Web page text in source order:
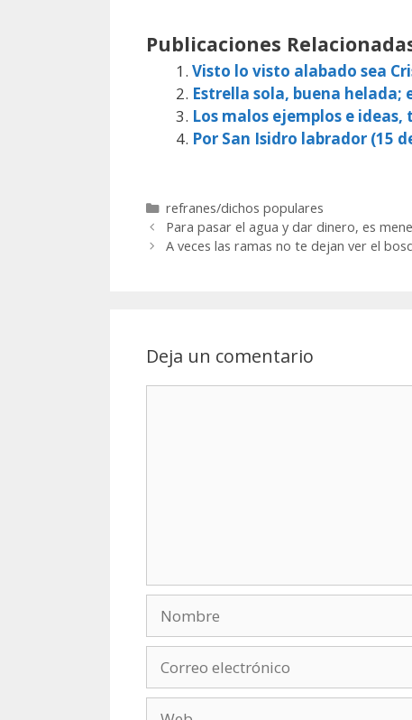
Publicaciones
Visto lo visto alabado sea
Estrella sola, buena
Los malos ejemplos e
Por San Isidro labrador (15
Categorías
refranes/dichos populares
Para pasar el agua y dar dinero, es
A veces las ramas no te dejan ver el
Deja un comentario
electrónico